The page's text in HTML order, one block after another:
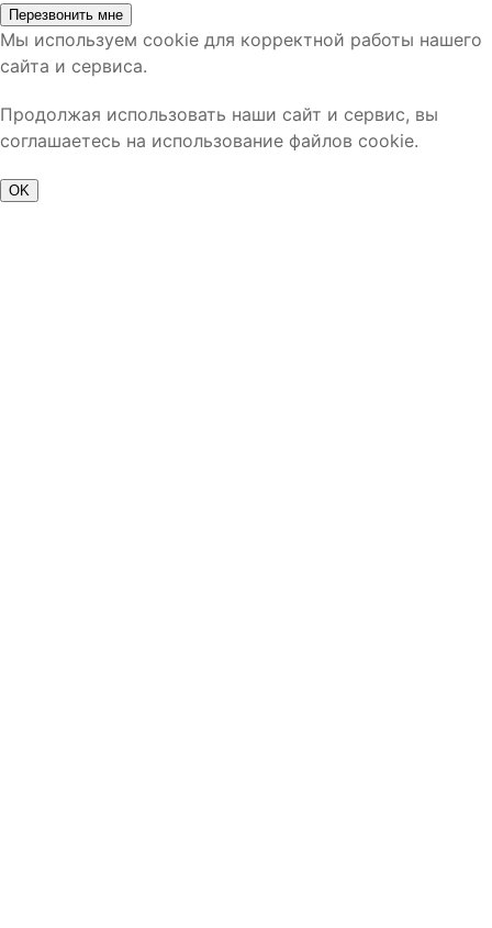
Перезвонить мне
Мы используем cookie для корректной работы нашего
сайта и сервиса.
Продолжая использовать наши сайт и сервис, вы
соглашаетесь на использование файлов cookie.
OK